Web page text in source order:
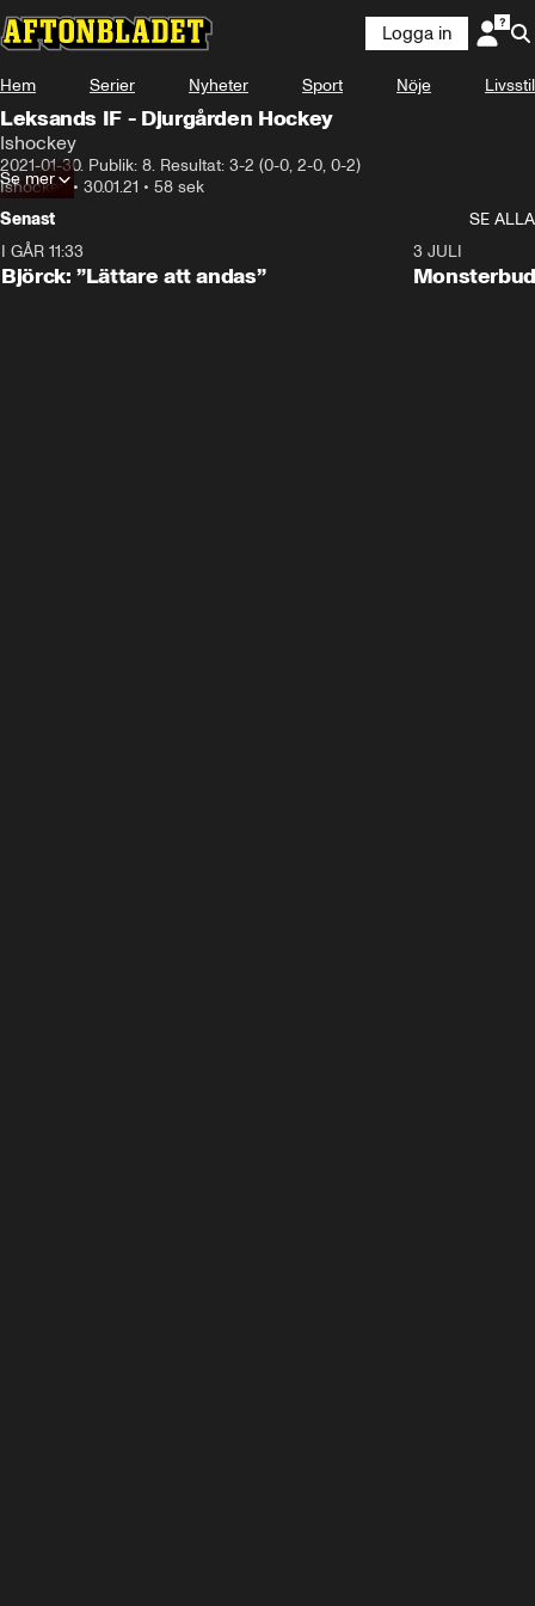
Logga in
Hem Serier Nyheter Sport Nöje Livsstil
Leksands IF - Djurgården Hockey
Ishockey
2021-01-30. Publik: 8. Resultat: 3-2 (0-0, 2-0, 0-2)
Ishockey• 30.01.21 • 58 sek
Se mer
Senast
SE ALLA
I GÅR 11:33
Björck: ”Lättare att andas”
3 JULI